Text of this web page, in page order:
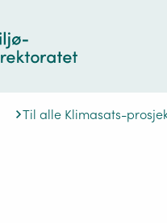
Til alle Klimasats-